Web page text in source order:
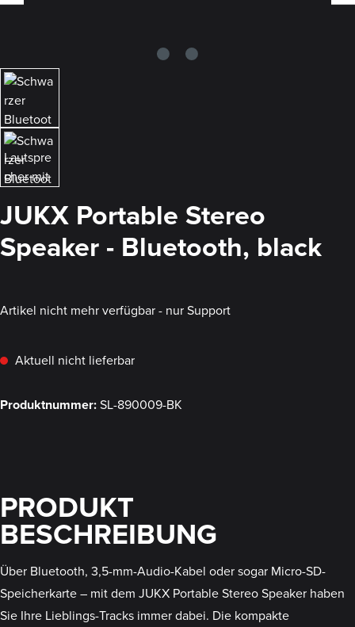
JUKX Portable Stereo
Speaker - Bluetooth, black
Artikel nicht mehr verfügbar - nur Support
Aktuell nicht lieferbar
Produktnummer:SL-890009-BK
PRODUKT
BESCHREIBUNG
Über Bluetooth, 3,5-mm-Audio-Kabel oder sogar Micro-SD-
Speicherkarte – mit dem JUKX Portable Stereo Speaker haben
Sie Ihre Lieblings-Tracks immer dabei. Die kompakte